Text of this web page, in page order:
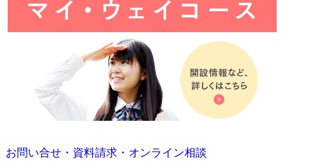
お問い合せ・資料請求・オンライン相談